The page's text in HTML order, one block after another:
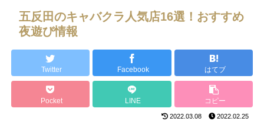
五反田のキャバクラ人気店16選！おすすめ
夜遊び情報
Twitter Facebook はてブ
Pocket LINE コピー
2022.03.08 2022.02.25